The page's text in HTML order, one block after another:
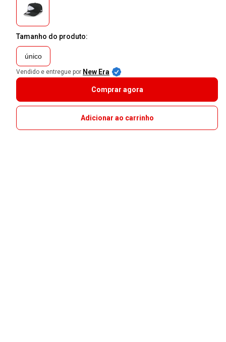
Tamanho do produto:
único
Vendido e entregue por New Era
Comprar agora
Adicionar ao carrinho